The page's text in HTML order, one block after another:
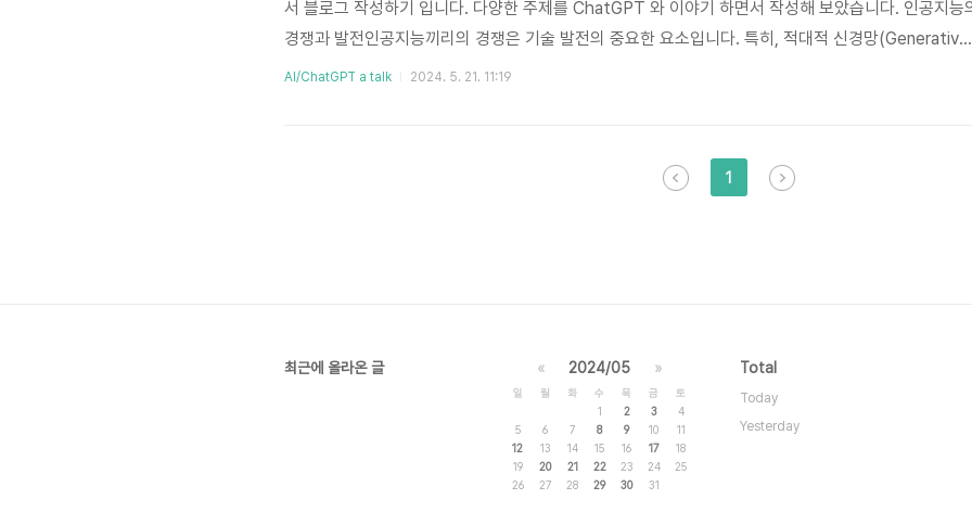
서 블로그 작성하기 입니다. 다양한 주제를 ChatGPT 와 이야기 하면서 작성해 보았습니다. 인공지능
경쟁과 발전인공지능끼리의 경쟁은 기술 발전의 중요한 요소입니다. 특히, 적대적 신경망(Generative
Adversarial Networks, GANs)은 두 개의 인공지능 모델이 서로 경쟁하면서 학습하는 구조를 가지고
니다.인공지능의 윤리적 문제그러나 이러한 경쟁이 항상 긍정적인..
AI/ChatGPT a talk 2024. 5. 21. 11:19
1
최근에 올라온 글 « 2024/05 »
일 월 화 수 목 금
토
1
2 3
4
5
6 7 8 9 10
11
12
13 14 15 16 17
18
19
20 21 22 23 24
25
26
27 28 29 30 31
Total
Today
Yesterday